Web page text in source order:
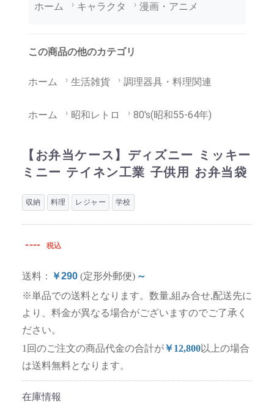
ホーム キャラクタ 漫画・アニメ
この商品の他のカテゴリ
ホーム 生活雑貨 調理器具・料理関連
ホーム 昭和レトロ 80's(昭和55-64年)
【お弁当ケース】ディズニー ミッキー
ミニー テイネン工業 子供用 お弁当袋
収納 料理 レジャー 学校
---- 税込
送料： ￥290 (定形外郵便) ～
※単品での送料となります。数量,組み合せ,配送先に
より、料金が異なる場合がございますのでご了承く
ださい。
1回のご注文の商品代金の合計が￥12,800以上の場合
は送料無料となります。
在庫情報